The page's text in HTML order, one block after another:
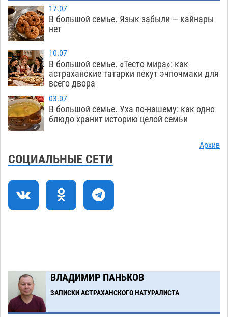
09:00
Лидеры чеченской диаспоры в Астрахани
осудили выходку молодого лихача с улицы
Никольской
18:00
Завтра астраханцы проведут день в режиме
экстремальной температурной нагрузки
17:09
Астраханский котлован с мусором угрожает
плодородию Харабалинского района
552
16:24
Игорь Редькин проинспектировал
земельного массива для льготников
14:44
Астраханские кутилы сменили барные стойки
на полицейские дежурки
17.07
В большой семье. Язык забыли — кайнары
нет
10.07
В большой семье. «Тесто мира»: как
астраханские татарки пекут эчпочмаки для
всего двора
03.07
В большой семье. Уха по-нашему: как одно
блюдо хранит историю целой семьи
Архив
СОЦИАЛЬНЫЕ СЕТИ
ВЛАДИМИР ПАНЬКОВ
ЗАПИСКИ АСТРАХАНСКОГО НАТУРАЛИСТА